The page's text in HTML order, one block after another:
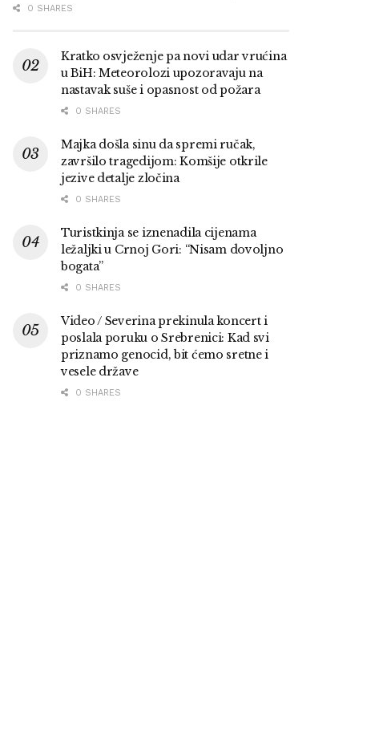
0 SHARES
Kratko osvježenje pa novi udar vrućina
u BiH: Meteorolozi upozoravaju na
nastavak suše i opasnost od požara
0 SHARES
Majka došla sinu da spremi ručak,
završilo tragedijom: Komšije otkrile
jezive detalje zločina
0 SHARES
Turistkinja se iznenadila cijenama
ležaljki u Crnoj Gori: “Nisam dovoljno
bogata”
0 SHARES
Video / Severina prekinula koncert i
poslala poruku o Srebrenici: Kad svi
priznamo genocid, bit ćemo sretne i
vesele države
0 SHARES